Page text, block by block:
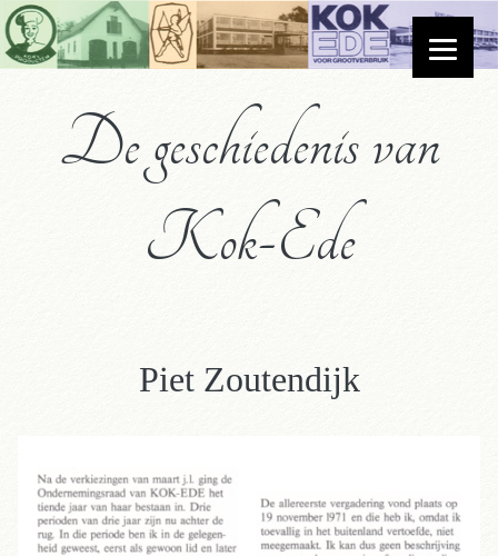
De geschiedenis van
Kok-Ede
Piet Zoutendijk